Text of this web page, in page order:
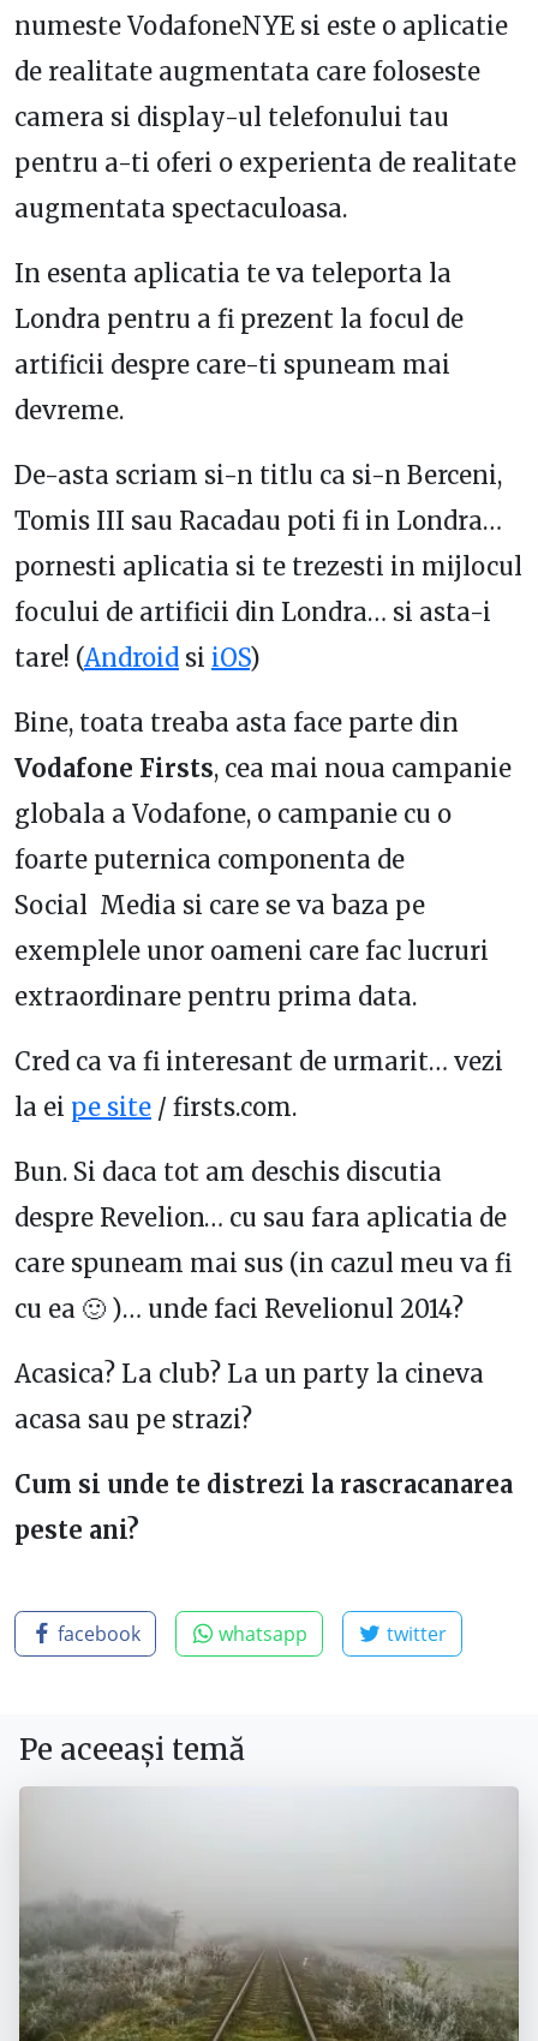
numeste VodafoneNYE si este o aplicatie
de realitate augmentata care foloseste
camera si display-ul telefonului tau
pentru a-ti oferi o experienta de realitate
augmentata spectaculoasa.
In esenta aplicatia te va teleporta la
Londra pentru a fi prezent la focul de
artificii despre care-ti spuneam mai
devreme.
De-asta scriam si-n titlu ca si-n Berceni,
Tomis III sau Racadau poti fi in Londra…
pornesti aplicatia si te trezesti in mijlocul
focului de artificii din Londra… si asta-i
tare! (Android si iOS)
Bine, toata treaba asta face parte din
Vodafone Firsts, cea mai noua campanie
globala a Vodafone, o campanie cu o
foarte puternica componenta de
Social Media si care se va baza pe
exemplele unor oameni care fac lucruri
extraordinare pentru prima data.
Cred ca va fi interesant de urmarit… vezi
la ei pe site / firsts.com.
Bun. Si daca tot am deschis discutia
despre Revelion… cu sau fara aplicatia de
care spuneam mai sus (in cazul meu va fi
cu ea 🙂 )… unde faci Revelionul 2014?
Acasica? La club? La un party la cineva
acasa sau pe strazi?
Cum si unde te distrezi la rascracanarea
peste ani?
facebook whatsapp twitter
Pe aceeași temă